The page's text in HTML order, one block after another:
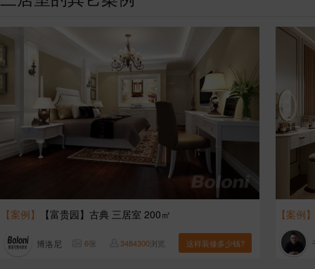
【案例】 【富贵园】古典 三居室 200㎡
博洛尼 6张 3484300浏览 这样装修多少钱?
【案例】